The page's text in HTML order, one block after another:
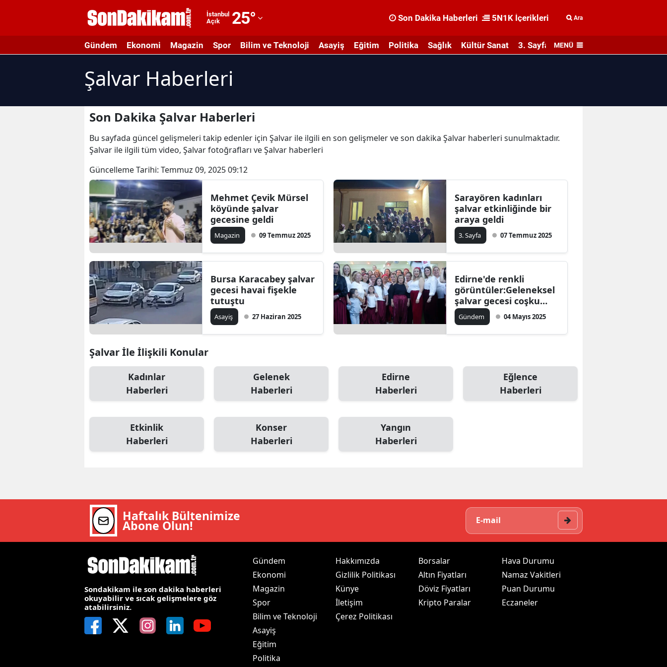
İstanbul
Açık
25°
Adıyaman
Afyonkarahisar
Amasya
Antalya
Artvin
Aydın
Balıkesir
Bilecik
Bingöl
Bolu
Burdur
Bursa
Denizli
Erzincan
Erzurum
Gümüşhane
Son Dakika Haberleri 5N1K İçerikleri Ara
Gündem Ekonomi Magazin Spor Bilim ve Teknoloji Asayiş Eğitim Politika Sağlık Kültür Sanat 3. Sayfa MENÜ
Şalvar Haberleri
Son Dakika Şalvar Haberleri
Bu sayfada güncel gelişmeleri takip edenler için Şalvar ile ilgili en son gelişmeler ve son dakika Şalvar haberleri sunulmaktadır.
Şalvar ile ilgili tüm video, Şalvar fotoğrafları ve Şalvar haberleri
Güncelleme Tarihi: Temmuz 09, 2025 09:12
Mehmet Çevik Mürsel
köyünde şalvar
gecesine geldi
Magazin 09 Temmuz 2025
Sarayören kadınları
şalvar etkinliğinde bir
araya geldi
3. Sayfa 07 Temmuz 2025
Bursa Karacabey şalvar
gecesi havai fişekle
tutuştu
Asayiş 27 Haziran 2025
Edirne'de renkli
görüntüler:Geleneksel
şalvar gecesi coşku
dolu anlarla kutlandı
Gündem 04 Mayıs 2025
Şalvar İle İlişkili Konular
Kadınlar
Haberleri
Gelenek
Haberleri
Edirne
Haberleri
Eğlence
Haberleri
Etkinlik
Haberleri
Konser
Haberleri
Yangın
Haberleri
Haftalık Bültenimize
Abone Olun!
Sondakikam ile son dakika haberleri
okuyabilir ve sıcak gelişmelere göz
atabilirsiniz.
Gündem
Ekonomi
Magazin
Spor
Bilim ve Teknoloji
Asayiş
Eğitim
Politika
Hakkımızda
Gizlilik Politikası
Künye
İletişim
Çerez Politikası
Borsalar
Altın Fiyatları
Döviz Fiyatları
Kripto Paralar
Hava Durumu
Namaz Vakitleri
Puan Durumu
Eczaneler